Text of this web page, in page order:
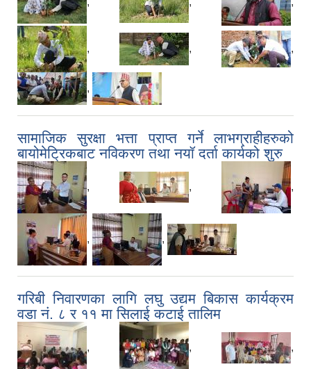
, , ,
,
सामाजिक सुरक्षा भत्ता प्राप्त गर्ने लाभग्राहीहरुको
बायोमेट्रिकबाट नविकरण तथा नयॉ दर्ता कार्यको शुरु
, , ,
, ,
गरिबी निवारणका लागि लघु उद्यम बिकास कार्यक्रम
वडा नं. ८ र ११ मा सिलाई कटाई तालिम
, , ,